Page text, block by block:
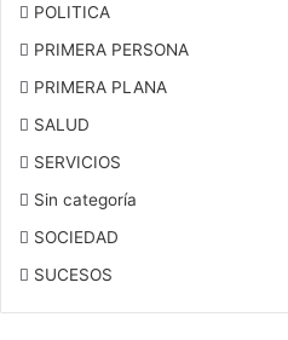
POLITICA
PRIMERA PERSONA
PRIMERA PLANA
SALUD
SERVICIOS
Sin categoría
SOCIEDAD
SUCESOS